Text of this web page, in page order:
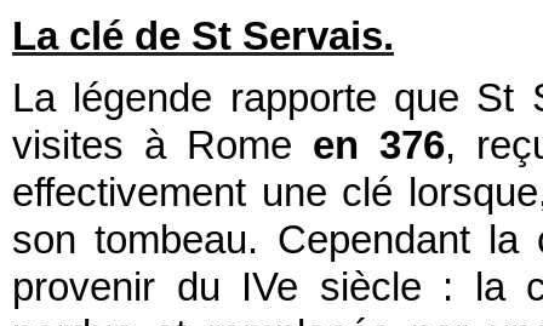
La clé de St Servais.
La légende rapporte que St
visites à Rome en 376,
effectivement une clé
son tombeau. Cependant
provenir du IVe siècle : la